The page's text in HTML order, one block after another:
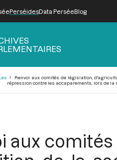
PerséidesData PerséeBlog
Les
Renvoi aux comités de législation,
répression contre les accaparements, lors de la
aux